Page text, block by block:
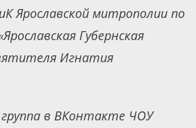
Ярославской митрополии по
Губернская
Игнатия
в ВКонтакте ЧОУ